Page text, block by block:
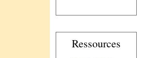
Ressources